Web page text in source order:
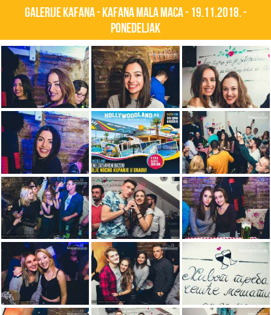
Galerije kafana - Kafana Mala Maca - 19.11.2018. -
PONEDELJAK